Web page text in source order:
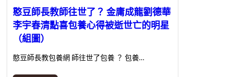
憨豆師長教師往世了？ 金庸成龍劉德華
李宇春清點喜包養心得被逝世亡的明星
（組圖）
憨豆師長教包養網 師往世了包養 ？ 包養…